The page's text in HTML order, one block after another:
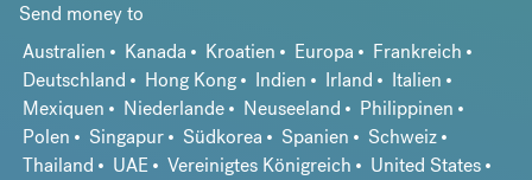
Send money to
Australien
Kanada Kroatien Europa
Frankreich
Deutschland
Hong Kong Indien Irland
Italien
Mexiquen
Niederlande Neuseeland
Philippinen
Polen
Singapur Südkorea Spanien
Schweiz
Thailand
UAE Vereinigtes Königreich
United States